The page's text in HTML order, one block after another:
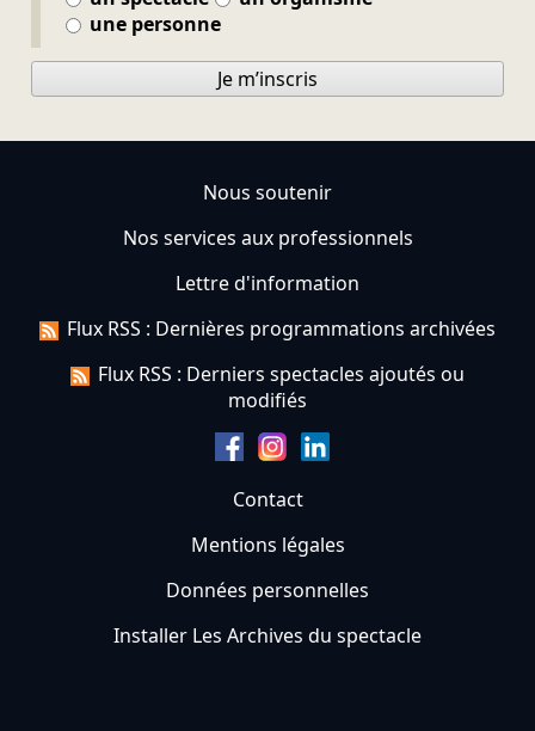
une personne
Je m’inscris
Nous soutenir
Nos services aux professionnels
Lettre d'information
Flux RSS : Dernières programmations archivées
Flux RSS : Derniers spectacles ajoutés ou
modifiés
Contact
Mentions légales
Données personnelles
Installer Les Archives du spectacle